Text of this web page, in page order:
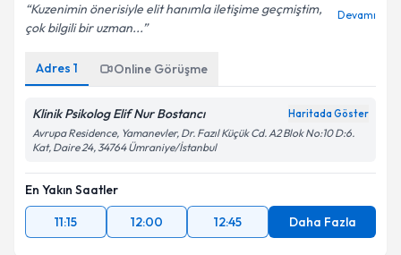
Kuzenimin önerisiyle elit hanımla iletişime geçmiştim,
çok bilgili bir uzman...
Devamı
Adres 1 Online Görüşme
Klinik Psikolog Elif Nur Bostancı Haritada Göster
Avrupa Residence, Yamanevler, Dr. Fazıl Küçük Cd. A2 Blok No:10 D:6.
Kat, Daire 24, 34764 Ümraniye/İstanbul
En Yakın Saatler
11:15
12:00 12:45 Daha Fazla